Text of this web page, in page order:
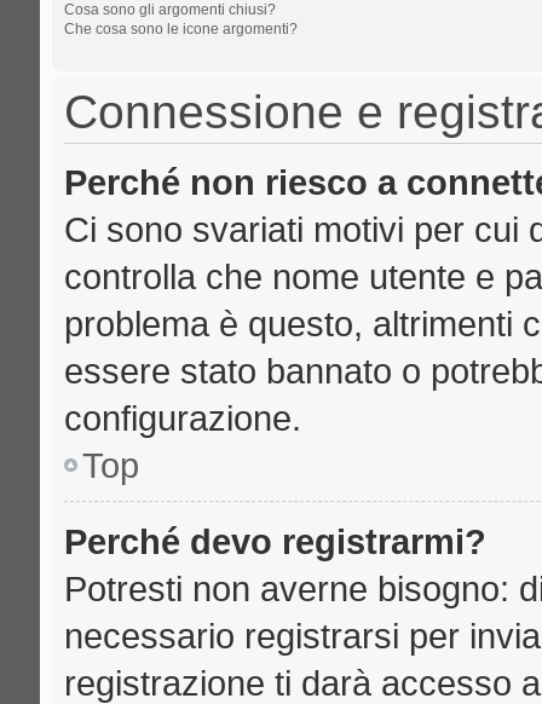
Cosa sono gli argomenti chiusi?
Che cosa sono le icone argomenti?
Connessione e
Perché non riesco a
Ci sono svariati motivi per cui
controlla che nome utente e
problema è questo, altrimenti
essere stato bannato o
configurazione.
Top
Perché devo registrarmi?
Potresti non averne bisogno:
necessario registrarsi per
registrazione ti darà accesso